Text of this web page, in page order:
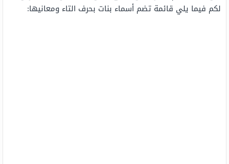
لكم فيما يلي قائمة تضم أسماء بنات بحرف التاء ومعانيها: